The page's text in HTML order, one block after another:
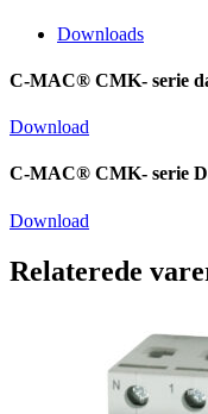
Downloads
C-MAC® CMK- serie
Download
C-MAC® CMK- serie
Download
Relaterede